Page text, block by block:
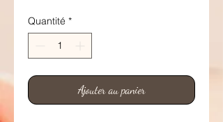
Quantité *
Ajouter au panier